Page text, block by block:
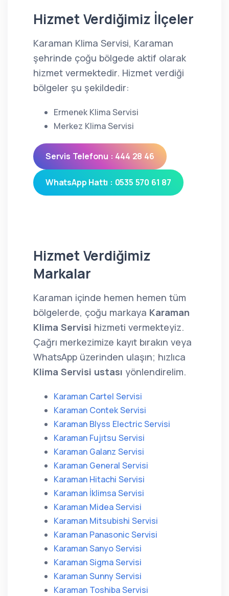
Hizmet Verdiğimiz İlçeler
Karaman Klima Servisi, Karaman
şehrinde çoğu bölgede aktif olarak
hizmet vermektedir. Hizmet verdiği
bölgeler şu şekildedir:
Ermenek Klima Servisi
Merkez Klima Servisi
Servis Telefonu : 444 28 46
WhatsApp Hattı : 0535 570 61 87
Hizmet Verdiğimiz
Markalar
Karaman içinde hemen hemen tüm
bölgelerde, çoğu markaya Karaman
Klima Servisi hizmeti vermekteyiz.
Çağrı merkezimize kayıt bırakın veya
WhatsApp üzerinden ulaşın; hızlıca
Klima Servisi ustası yönlendirelim.
Karaman Cartel Servisi
Karaman Contek Servisi
Karaman Blyss Electric Servisi
Karaman Fujıtsu Servisi
Karaman Galanz Servisi
Karaman General Servisi
Karaman Hitachi Servisi
Karaman İklimsa Servisi
Karaman Midea Servisi
Karaman Mitsubishi Servisi
Karaman Panasonic Servisi
Karaman Sanyo Servisi
Karaman Sigma Servisi
Karaman Sunny Servisi
Karaman Toshiba Servisi